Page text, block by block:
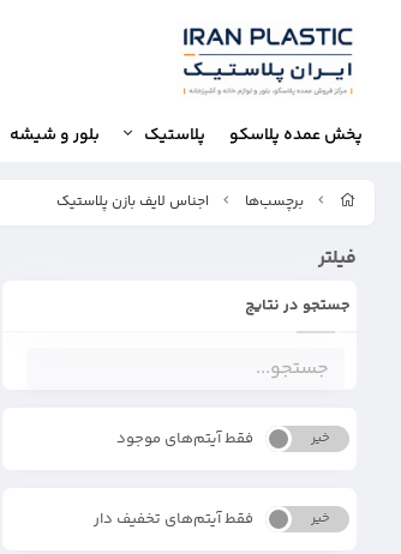
پخش عمده پلاسکو پلاستیک بلور و شیشه
برچسب‌ها اجناس لایف بازن پلاستیک
فیلتر
جستجو در نتایج
بله خیر فقط آیتم‌های موجود
بله خیر فقط آیتم‌های تخفیف دار